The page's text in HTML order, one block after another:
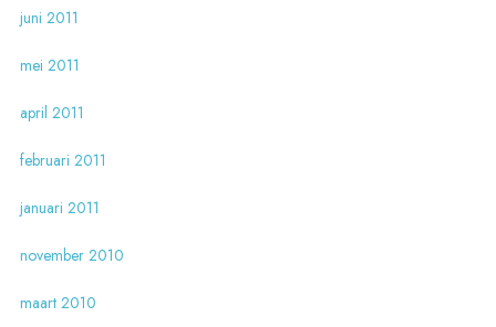
juni 2011
mei 2011
april 2011
februari 2011
januari 2011
november 2010
maart 2010